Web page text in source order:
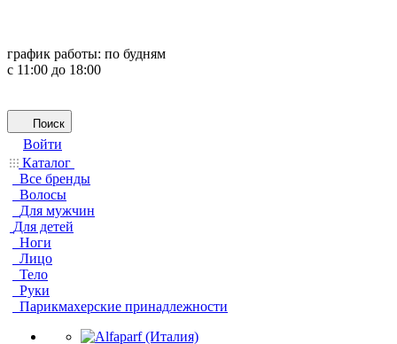
график работы: по будням
с 11:00 до 18:00
Поиск
Войти
Каталог
Все бренды
Волосы
Для мужчин
Для детей
Ноги
Лицо
Тело
Руки
Парикмахерские принадлежности